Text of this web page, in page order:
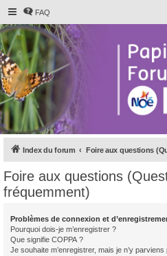
FAQ
Index du forum Foire aux questions
Foire aux questions
fréquemment)
Problèmes de connexion et
Pourquoi dois-je m’enregistrer ?
Que signifie COPPA ?
Je souhaite m’enregistrer, mais je n’y parviens